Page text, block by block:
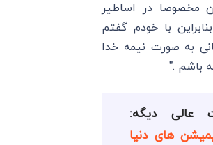
مخصوصا در اساطیر
با خودم گفتم
به صورت نیمه خدا
باشم .”
عالی دیگه:
های دنیا